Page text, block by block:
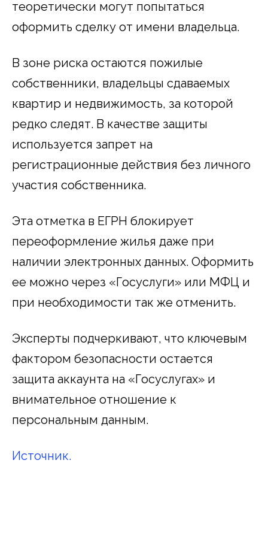
теоретически могут попытаться
оформить сделку от имени владельца.
В зоне риска остаются пожилые
собственники, владельцы сдаваемых
квартир и недвижимость, за которой
редко следят. В качестве защиты
используется запрет на
регистрационные действия без личного
участия собственника.
Эта отметка в ЕГРН блокирует
переоформление жилья даже при
наличии электронных данных. Оформить
ее можно через «Госуслуги» или МФЦ и
при необходимости так же отменить.
Эксперты подчеркивают, что ключевым
фактором безопасности остается
защита аккаунта на «Госуслугах» и
внимательное отношение к
персональным данным.
Источник.